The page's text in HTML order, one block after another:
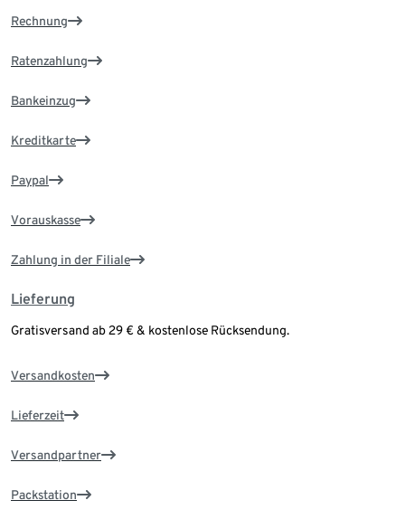
Rechnung
Ratenzahlung
Bankeinzug
Kreditkarte
Paypal
Vorauskasse
Zahlung in der Filiale
Lieferung
Gratisversand ab 29 € & kostenlose Rücksendung.
Versandkosten
Lieferzeit
Versandpartner
Packstation